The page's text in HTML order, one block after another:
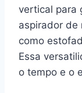
vertical para
aspirador de
como
Essa
o tempo e o